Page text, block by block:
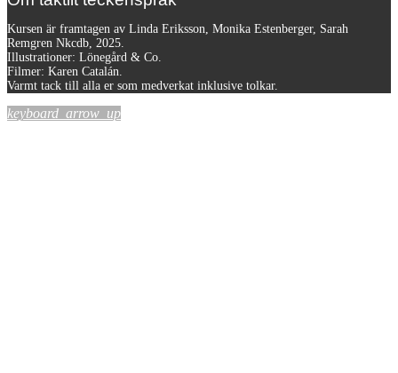
Kursen är framtagen av Linda Eriksson, Monika Estenberger, Sarah
Remgren Nkcdb, 2025.
Illustrationer: Lönegård & Co.
Filmer: Karen Catalán.
Varmt tack till alla er som medverkat inklusive tolkar.
keyboard_arrow_up